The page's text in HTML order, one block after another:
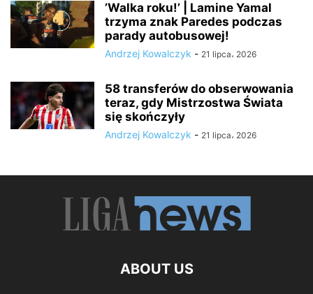
’Walka roku!’ | Lamine Yamal
trzyma znak Paredes podczas
parady autobusowej!
Andrzej Kowalczyk - 21 lipca، 2026
58 transferów do obserwowania
teraz, gdy Mistrzostwa Świata
się skończyły
Andrzej Kowalczyk - 21 lipca، 2026
ABOUT US